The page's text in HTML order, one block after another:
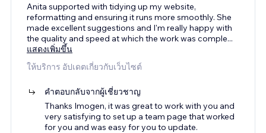
Anita supported with tidying up my website,
reformatting and ensuring it runs more smoothly. She
made excellent suggestions and I'm really happy with
the quality and speed at which the work was comple...
แสดงเพิ่มขึ้น
ให้บริการ อัปเดตเกี่ยวกับเว็บไซต์
คำตอบกลับจากผู้เชี่ยวชาญ
Thanks Imogen, it was great to work with you and
very satisfying to set up a team page that worked
for you and was easy for you to update.